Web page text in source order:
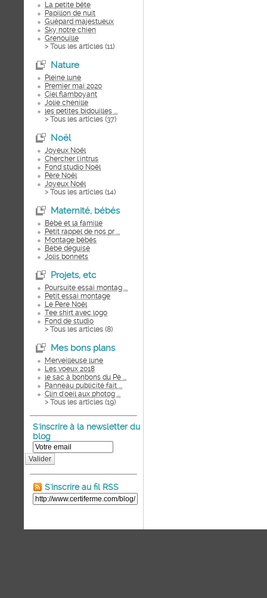
La petite bête
Papillon de nuit
Guépard majestueux
Sky notre chien
Grenouille
> Tous les articles (11)
Nature
Pleine lune
Premier mai 2020
Ciel flamboyant
Jolie chenille
les petites bidouilles ...
> Tous les articles (37)
Noël
Joyeux Noël
Chercher l'intrus
Fond studio Noël
Père Noël
Joyeux Noël
> Tous les articles (14)
Maternité, bébés
Bébé et la famille
Petit rappel de nos pr ...
Montage bébés
Bébé déguisé
Jolis bonnets
Projets, etc
Poursuite essai montag ...
Petit essai montage
Le Père Noël
Tee shirt avec logo
Fond de studio
> Tous les articles (8)
Mes bons plans
Merveilleuse lune
Les voeux 2018
le sac à bonbons du Pè ...
Panneau publicité fait ...
Clin d'oeil aux photog ...
> Tous les articles (19)
S'inscrire à la newsletter du
blog
Valider
S'inscrire au fil RSS